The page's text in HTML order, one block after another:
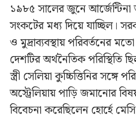
১৯৮৫ সালের জুনে আর্জেন্টিনা
সংকটের মধ্য দিয়ে যাচ্ছিল।
ও মুদ্রাব্যবস্থায় পরিবর্তনের
দেশটির অর্থনৈতিক পরিস্থিতি
স্ত্রী সেলিয়া কুচ্চিত্তিনির সঙ্গে
অস্ট্রেলিয়ায় পাড়ি জমানোর
বিবেচনা করেছিলেন হোর্হে